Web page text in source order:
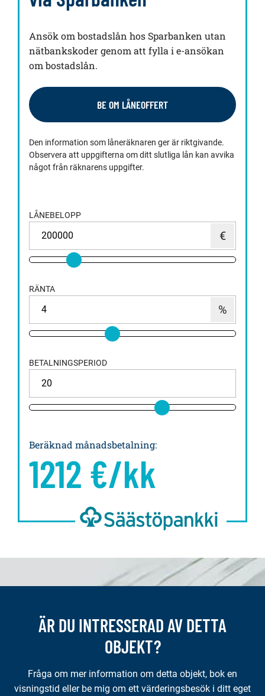
Ansök om bostadslån hos Sparbanken utan
nätbankskoder genom att fylla i e-ansökan
om bostadslån.
BE OM LÅNEOFFERT
Den information som låneräknaren ger är riktgivande.
Observera att uppgifterna om ditt slutliga lån kan avvika
något från räknarens uppgifter.
LÅNEBELOPP
RÄNTA
BETALNINGSPERIOD
Beräknad månadsbetalning:
1212 €/kk
ÄR DU INTRESSERAD AV DETTA
OBJEKT?
Fråga om mer information om detta objekt, bok en
visningstid eller be mig om ett värderingsbesök i ditt eget